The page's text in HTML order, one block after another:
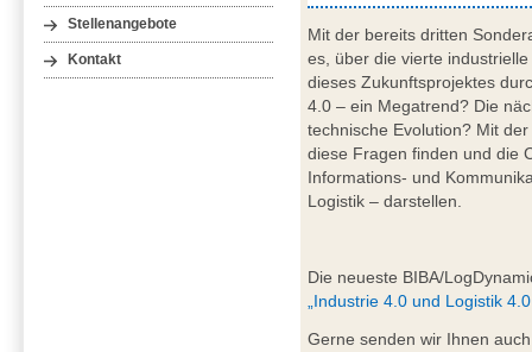
Stellenangebote
Kontakt
Mit der bereits dritten
es, über die vierte
dieses Zukunftsprojektes
4.0 – ein Megatrend? Die
technische Evolution? Mit
diese Fragen finden und die
Informations- und
Logistik – darstellen.
Die neueste BIBA/
„Industrie 4.0 und Logistik
Gerne senden wir Ihnen